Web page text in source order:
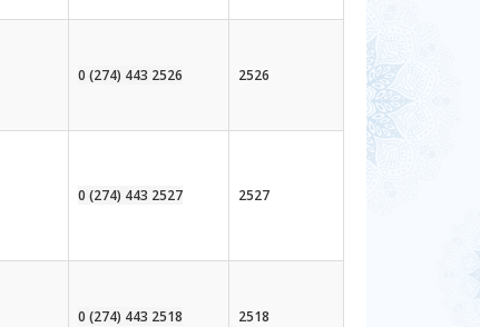
0 (274) 443 2526 2526
0 (274) 443 2527 2527
0 (274) 443 2518 2518